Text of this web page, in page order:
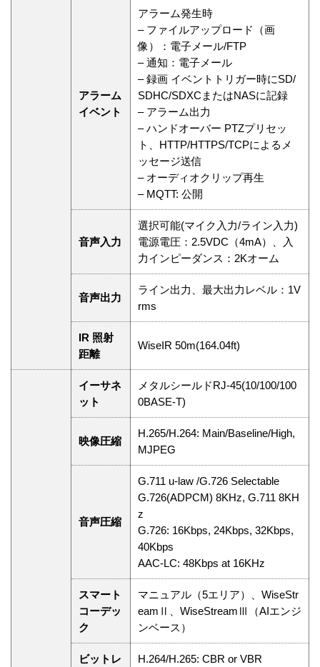
アラーム
イベント
アラーム発生時
– ファイルアップロード（画
像）：電子メール/FTP
– 通知：電子メール
– 録画 イベントトリガー時にSD/
SDHC/SDXCまたはNASに記録
– アラーム出力
– ハンドオーバー PTZプリセッ
ト、HTTP/HTTPS/TCPによるメ
ッセージ送信
– オーディオクリップ再生
– MQTT: 公開
音声入力
選択可能(マイク入力/ライン入力)
電源電圧：2.5VDC（4mA）、入
力インピーダンス：2Kオーム
音声出力
ライン出力、最大出力レベル：1V
rms
IR 照射
距離
WiseIR 50m(164.04ft)
イーサネ
ット
メタルシールドRJ-45(10/100/100
0BASE-T)
映像圧縮
H.265/H.264: Main/Baseline/High,
MJPEG
音声圧縮
G.711 u-law /G.726 Selectable
G.726(ADPCM) 8KHz, G.711 8KH
z
G.726: 16Kbps, 24Kbps, 32Kbps,
40Kbps
AAC-LC: 48Kbps at 16KHz
スマート
コーデッ
ク
マニュアル（5エリア）、WiseStr
eamⅡ、WiseStreamⅢ（AIエンジ
ンベース）
ビットレ
H.264/H.265: CBR or VBR